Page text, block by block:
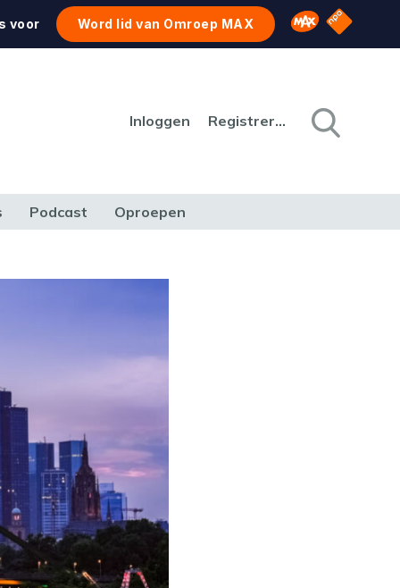
voor Word lid van Omroep MAX Omroep MAX
NPO
Inloggen Registreren
Podcast Oproepen